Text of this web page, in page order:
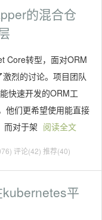
的混合仓
Core转型，面对ORM
烈的讨论。项目团队
快速开发的ORM工
他们更希望使用能直接
而对于架 阅读全文
评论(42) 推荐(40)
平